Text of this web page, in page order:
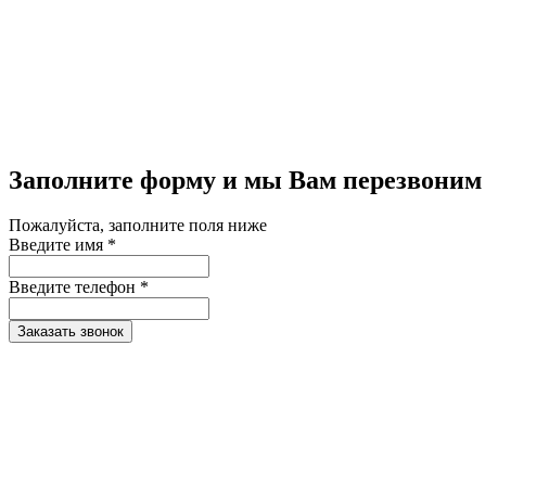
Заполните форму и мы Вам перезвоним
Пожалуйста, заполните поля ниже
Введите имя *
Введите телефон *